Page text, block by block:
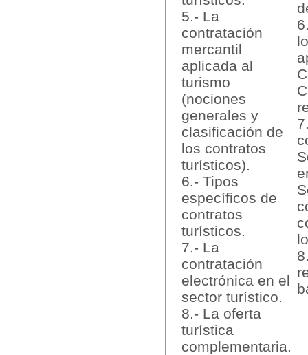
5.- La
contratación
mercantil
aplicada al
turismo
(nociones
generales y
clasificación de
los contratos
turísticos).
6.- Tipos
específicos de
contratos
turísticos.
7.- La
contratación
electrónica en el
sector turístico.
8.- La oferta
turística
complementaria.